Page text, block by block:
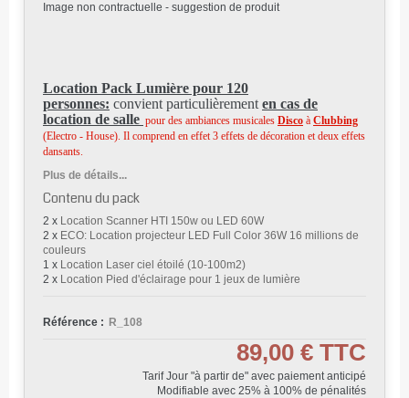
Image non contractuelle - suggestion de produit
Location Pack Lumière pour 120
personnes: convient particulièrement en cas de
location de salle pour des ambiances musicales Disco à Clubbing
(Electro - House). Il comprend en effet 3 effets de décoration et deux effets
dansants.
Plus de détails...
Contenu du pack
2 x Location Scanner HTI 150w ou LED 60W
2 x ECO: Location projecteur LED Full Color 36W 16 millions de
couleurs
1 x Location Laser ciel étoilé (10-100m2)
2 x Location Pied d'éclairage pour 1 jeux de lumière
Référence : R_108
89,00 € TTC
Tarif Jour "à partir de" avec paiement anticipé
Modifiable avec 25% à 100% de pénalités